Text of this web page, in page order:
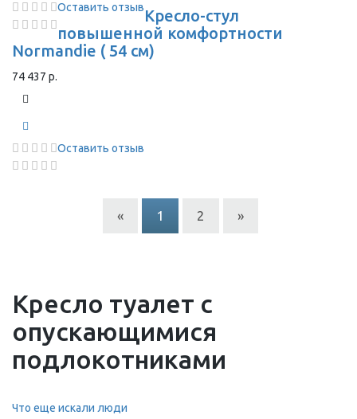
Оставить отзывКресло-стул
повышенной комфортности
Normandie ( 54 см)
74 437 р.
Оставить отзыв
« 1 2 »
Кресло туалет с
опускающимися
подлокотниками
Что еще искали люди